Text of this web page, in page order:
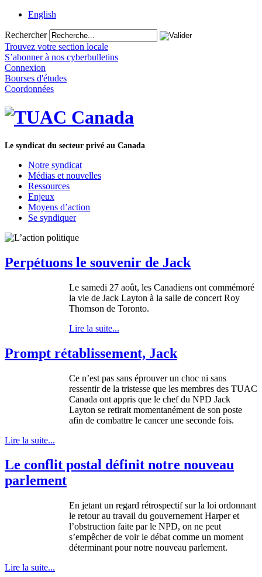
English
Rechercher
Trouvez votre section locale
S’abonner à nos cyberbulletins
Connexion
Bourses d'études
Coordonnées
Le syndicat du secteur privé au Canada
Notre syndicat
Médias et nouvelles
Ressources
Enjeux
Moyens d’action
Se syndiquer
Perpétuons le souvenir de Jack
Le samedi 27 août, les Canadiens ont commémoré
la vie de Jack Layton à la salle de concert Roy
Thomson de Toronto.
Lire la suite...
Prompt rétablissement, Jack
Ce n’est pas sans éprouverun choc ni sans
ressentirde la tristesse que les membres des TUAC
Canada ont appris que le chef du NPD Jack
Layton se retirait momentanément de son poste
afin de combattre le cancerune seconde fois.
Lire la suite...
Le conflit postal définit notre nouveau
parlement
En jetant un regard rétrospectif surla loi ordonnant
le retourau travail du gouvernement Harper et
l’obstruction faite par le NPD, on ne peut
s’empêcherde voirle débat comme un moment
déterminant pournotre nouveau parlement.
Lire la suite...